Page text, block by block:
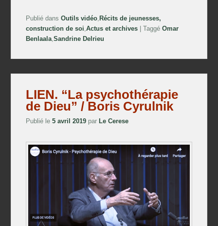
Publié dans Outils vidéo Récits de jeunesses,
construction de soi ,Actus et archives |Taggé Omar
Benlaala ,Sandrine Delrieu
LIEN. “La psychothérapie
de Dieu” / Boris Cyrulnik
Publié le5 avril 2019 parLe Cerese